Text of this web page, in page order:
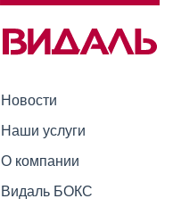
Новости
Наши услуги
О компании
Видаль БОКС